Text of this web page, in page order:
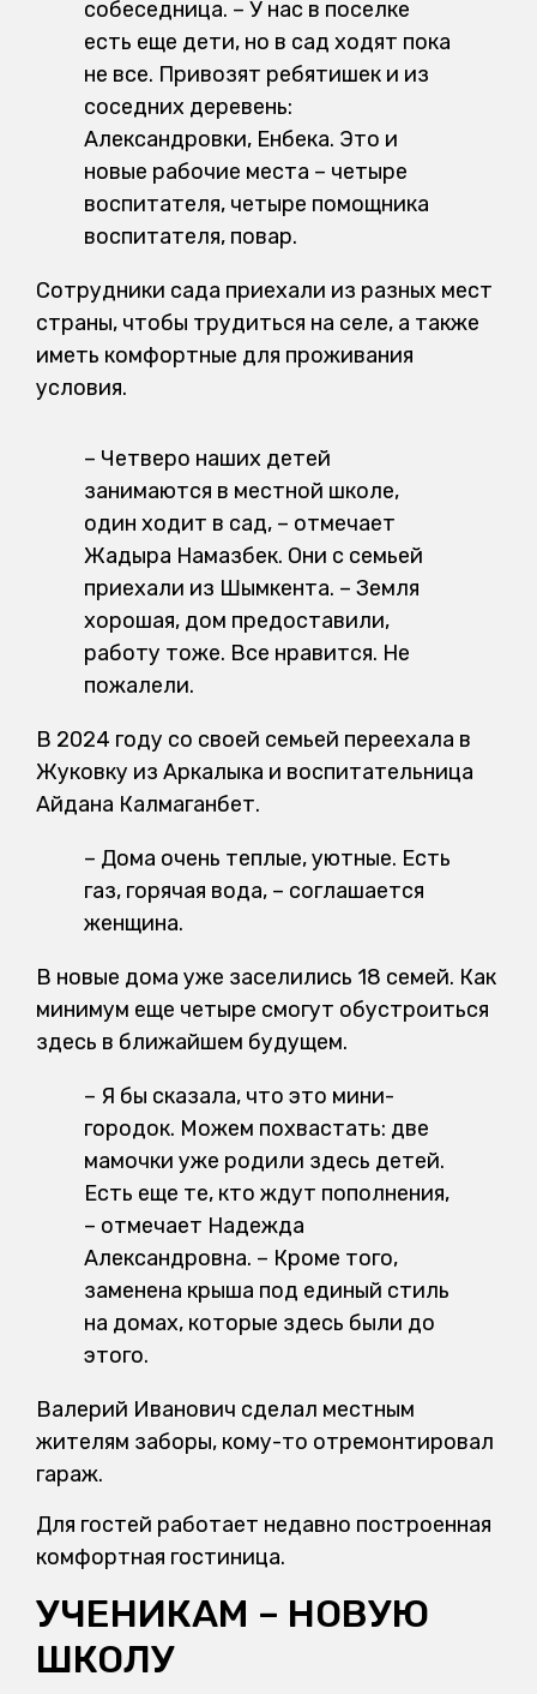
собеседница. – У нас в поселке
есть еще дети, но в сад ходят пока
не все. Привозят ребятишек и из
соседних деревень:
Александровки, Енбека. Это и
новые рабочие места – четыре
воспитателя, четыре помощника
воспитателя, повар.
Сотрудники сада приехали из разных мест
страны, чтобы трудиться на селе, а также
иметь комфортные для проживания
условия.
– Четверо наших детей
занимаются в местной школе,
один ходит в сад, – отмечает
Жадыра Намазбек. Они с семьей
приехали из Шымкента. – Земля
хорошая, дом предоставили,
работу тоже. Все нравится. Не
пожалели.
В 2024 году со своей семьей переехала в
Жуковку из Аркалыка и воспитательница
Айдана Калмаганбет.
– Дома очень теплые, уютные. Есть
газ, горячая вода, – соглашается
женщина.
В новые дома уже заселились 18 семей. Как
минимум еще четыре смогут обустроиться
здесь в ближайшем будущем.
– Я бы сказала, что это мини-
городок. Можем похвастать: две
мамочки уже родили здесь детей.
Есть еще те, кто ждут пополнения,
– отмечает Надежда
Александровна. – Кроме того,
заменена крыша под единый стиль
на домах, которые здесь были до
этого.
Валерий Иванович сделал местным
жителям заборы, кому-то отремонтировал
гараж.
Для гостей работает недавно построенная
комфортная гостиница.
УЧЕНИКАМ – НОВУЮ
ШКОЛУ